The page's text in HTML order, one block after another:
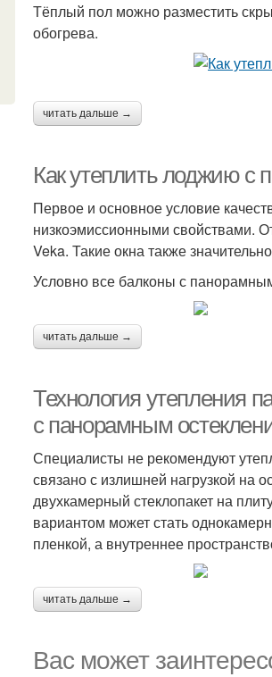
Тёплый пол можно разместить
обогрева.
читать дальше →
Как утеплить лоджию
Первое и основное условие
низкоэмиссионными свойствами.
Veka. Такие окна также
Условно все балконы с
читать дальше →
Технология утепления
с панорамным
Специалисты не рекомендуют
связано с излишней нагрузкой на
двухкамерный стеклопакет на
вариантом может стать
пленкой, а внутреннее
читать дальше →
Вас может